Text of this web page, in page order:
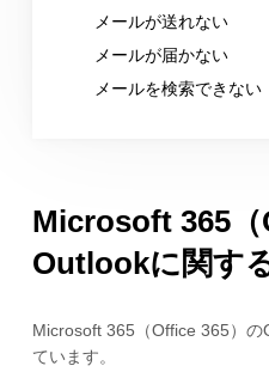
メールが送れない
メールが届かない
メールを検索できない
Microsoft 365
Outlookに関す
Microsoft 365（Office 365）の
ています。